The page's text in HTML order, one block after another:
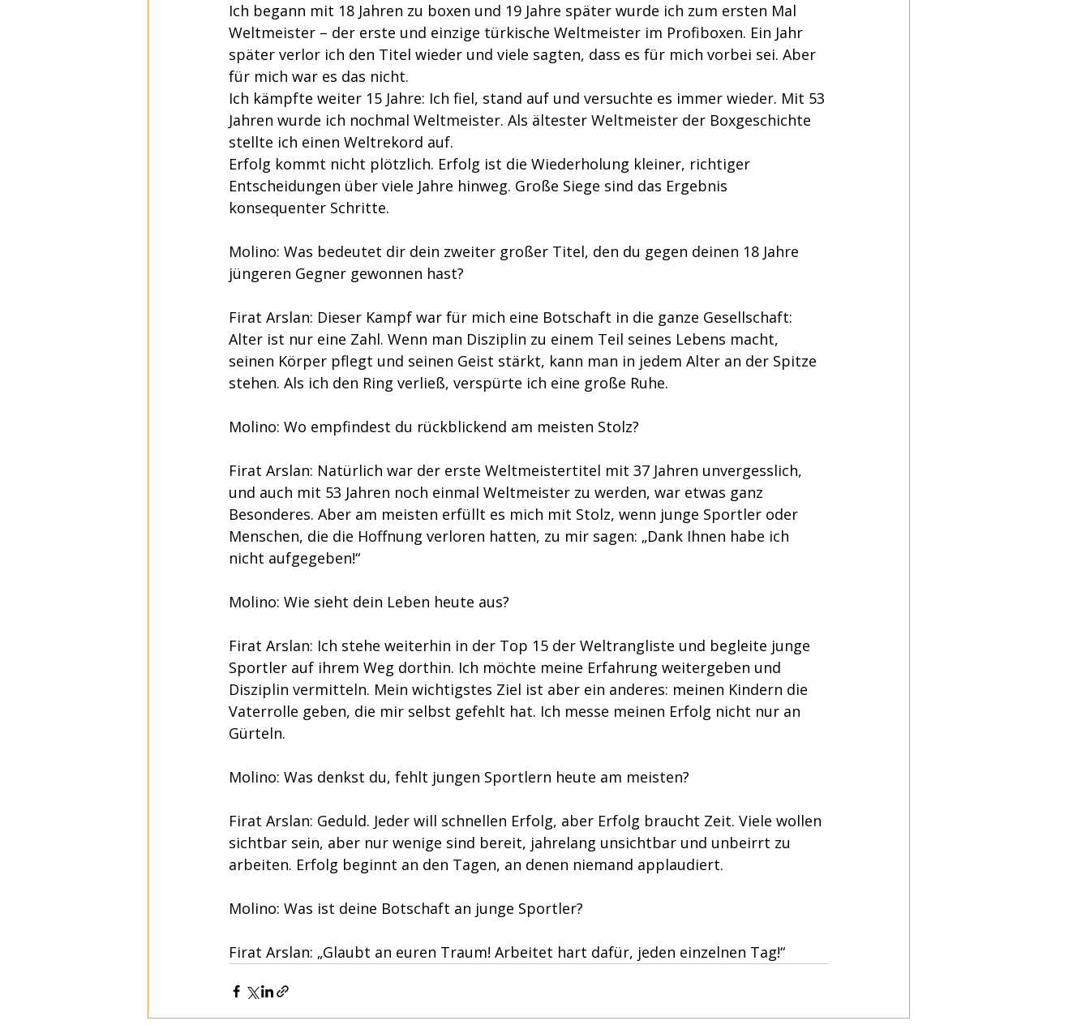
Ich begann mit 18 Jahren zu boxen und 19 Jahre später wurde ich zum ersten Mal
Weltmeister – der erste und einzige türkische Weltmeister im Profiboxen. Ein Jahr
später verlor ich den Titel wieder und viele sagten, dass es für mich vorbei sei. Aber
für mich war es das nicht.
Ich kämpfte weiter 15 Jahre: Ich fiel, stand auf und versuchte es immer wieder. Mit 53
Jahren wurde ich nochmal Weltmeister. Als ältester Weltmeister der Boxgeschichte
stellte ich einen Weltrekord auf.
Erfolg kommt nicht plötzlich. Erfolg ist die Wiederholung kleiner, richtiger
Entscheidungen über viele Jahre hinweg. Große Siege sind das Ergebnis
konsequenter Schritte.
Molino: Was bedeutet dir dein zweiter großer Titel, den du gegen deinen 18 Jahre
jüngeren Gegner gewonnen hast?
Firat Arslan: Dieser Kampf war für mich eine Botschaft in die ganze Gesellschaft:
Alter ist nur eine Zahl. Wenn man Disziplin zu einem Teil seines Lebens macht,
seinen Körper pflegt und seinen Geist stärkt, kann man in jedem Alter an der Spitze
stehen. Als ich den Ring verließ, verspürte ich eine große Ruhe.
Molino: Wo empfindest du rückblickend am meisten Stolz?
Firat Arslan: Natürlich war der erste Weltmeistertitel mit 37 Jahren unvergesslich,
und auch mit 53 Jahren noch einmal Weltmeister zu werden, war etwas ganz
Besonderes. Aber am meisten erfüllt es mich mit Stolz, wenn junge Sportler oder
Menschen, die die Hoffnung verloren hatten, zu mir sagen: „Dank Ihnen habe ich
nicht aufgegeben!“
Molino: Wie sieht dein Leben heute aus?
Firat Arslan: Ich stehe weiterhin in der Top 15 der Weltrangliste und begleite junge
Sportler auf ihrem Weg dorthin. Ich möchte meine Erfahrung weitergeben und
Disziplin vermitteln. Mein wichtigstes Ziel ist aber ein anderes: meinen Kindern die
Vaterrolle geben, die mir selbst gefehlt hat. Ich messe meinen Erfolg nicht nur an
Gürteln.
Molino: Was denkst du, fehlt jungen Sportlern heute am meisten?
Firat Arslan: Geduld. Jeder will schnellen Erfolg, aber Erfolg braucht Zeit. Viele wollen
sichtbar sein, aber nur wenige sind bereit, jahrelang unsichtbar und unbeirrt zu
arbeiten. Erfolg beginnt an den Tagen, an denen niemand applaudiert.
Molino: Was ist deine Botschaft an junge Sportler?
Firat Arslan: „Glaubt an euren Traum! Arbeitet hart dafür, jeden einzelnen Tag!“